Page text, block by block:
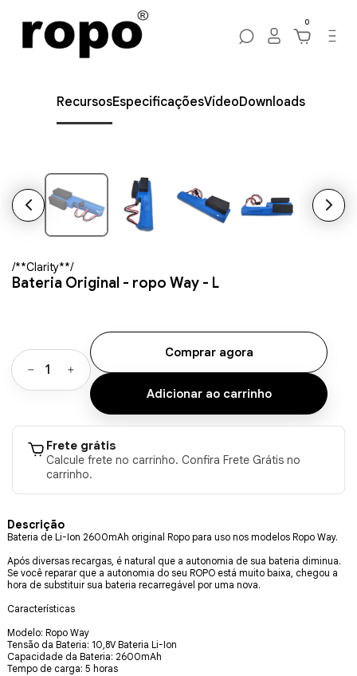
0
RecursosEspecificaçõesVídeoDownloads
/**Clarity**/
Bateria Original - ropo Way - L
Comprar agora
Frete grátis
Calcule frete no carrinho. Confira Frete Grátis no
carrinho.
Descrição
Bateria de Li-Ion 2600mAh original Ropo para uso nos modelos Ropo Way.
Após diversas recargas, é natural que a autonomia de sua bateria diminua.
Se você reparar que a autonomia do seu ROPO está muito baixa, chegou a
hora de substituir sua bateria recarregável por uma nova.
Características
Modelo: Ropo Way
Tensão da Bateria: 10,8V Bateria Li-Ion
Capacidade da Bateria: 2600mAh
Tempo de carga: 5 horas